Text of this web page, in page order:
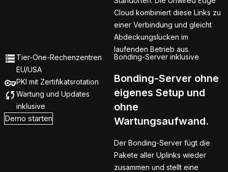
Cloud kombiniert diese Links zu
einer Verbindung und gleicht
Abdeckungslücken im
laufenden Betrieb aus.
Bonding-Server inklusive
Bonding-Server ohne
eigenes Setup und
ohne
Wartungsaufwand.
Der Bonding-Server fügt die
Pakete aller Uplinks wieder
zusammen und stellt eine
Tier-One-Rechenzentren
EU/USA
PKI mit Zertifikatsrotation
Wartung und Updates
inklusive
Demo starten